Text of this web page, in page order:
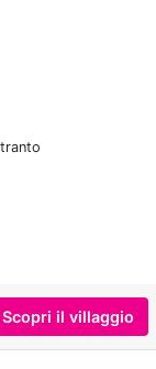
Scopri il villaggio